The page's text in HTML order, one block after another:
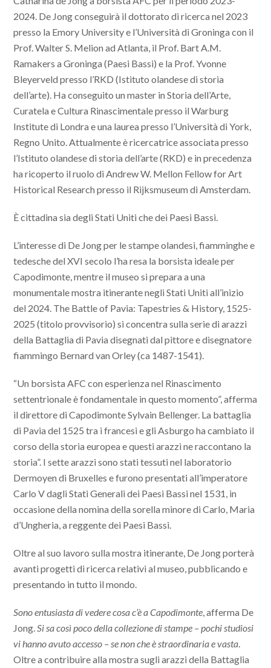
2024. De Jong conseguirà il dottorato di ricerca nel 2023
presso la Emory University e l’Università di Groninga con il
Prof. Walter S. Melion ad Atlanta, il Prof. Bart A.M.
Ramakers a Groninga (Paesi Bassi) e la Prof. Yvonne
Bleyerveld presso l’RKD (Istituto olandese di storia
dell’arte). Ha conseguito un master in Storia dell’Arte,
Curatela e Cultura Rinascimentale presso il Warburg
Institute di Londra e una laurea presso l’Università di York,
Regno Unito. Attualmente è ricercatrice associata presso
l’Istituto olandese di storia dell’arte (RKD) e in precedenza
ha ricoperto il ruolo di Andrew W. Mellon Fellow for Art
Historical Research presso il Rijksmuseum di Amsterdam.
È cittadina sia degli Stati Uniti che dei Paesi Bassi.
L’interesse di De Jong per le stampe olandesi, fiamminghe e
tedesche del XVI secolo l’ha resa la borsista ideale per
Capodimonte, mentre il museo si prepara a una
monumentale mostra itinerante negli Stati Uniti all’inizio
del 2024. The Battle of Pavia: Tapestries & History, 1525-
2025 (titolo provvisorio) si concentra sulla serie di arazzi
della Battaglia di Pavia disegnati dal pittore e disegnatore
fiammingo Bernard van Orley (ca 1487-1541).
“Un borsista AFC con esperienza nel Rinascimento
settentrionale è fondamentale in questo momento”, afferma
il direttore di Capodimonte Sylvain Bellenger. La battaglia
di Pavia del 1525 tra i francesi e gli Asburgo ha cambiato il
corso della storia europea e questi arazzi ne raccontano la
storia”. I sette arazzi sono stati tessuti nel laboratorio
Dermoyen di Bruxelles e furono presentati all’imperatore
Carlo V dagli Stati Generali dei Paesi Bassi nel 1531, in
occasione della nomina della sorella minore di Carlo, Maria
d’Ungheria, a reggente dei Paesi Bassi.
Oltre al suo lavoro sulla mostra itinerante, De Jong porterà
avanti progetti di ricerca relativi al museo, pubblicando e
presentando in tutto il mondo.
Sono entusiasta di vedere cosa c’è a Capodimonte , afferma De
Jong. Si sa così poco della collezione di stampe – pochi studiosi
vi hanno avuto accesso – se non che è straordinaria e vasta
Oltre a contribuire alla mostra sugli arazzi della Battaglia